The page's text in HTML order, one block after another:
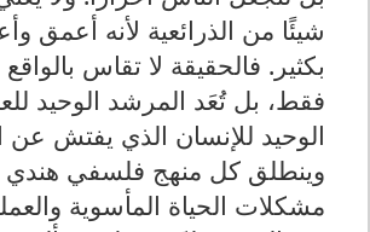
شيئًا من الذرائعية لأنه أعمق
بكثير. فالحقيقة لا تقاس
فقط، بل تُعَد المرشد الوحيد
الوحيد للإنسان الذي يفتش عن
وينطلق كل منهج فلسفي
مشكلات الحياة المأسوية